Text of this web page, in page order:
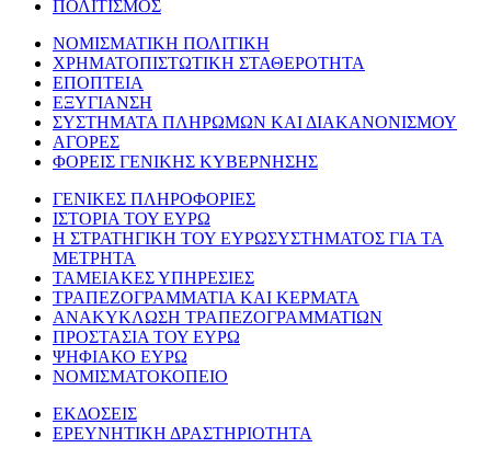
ΠΟΛΙΤΙΣΜΟΣ
ΝΟΜΙΣΜΑΤΙΚΗ ΠΟΛΙΤΙΚΗ
ΧΡΗΜΑΤΟΠΙΣΤΩΤΙΚΗ ΣΤΑΘΕΡΟΤΗΤΑ
ΕΠΟΠΤΕΙΑ
ΕΞΥΓΙΑΝΣΗ
ΣΥΣΤΗΜΑΤΑ ΠΛΗΡΩΜΩΝ ΚΑΙ ΔΙΑΚΑΝΟΝΙΣΜΟΥ
ΑΓΟΡΕΣ
ΦΟΡΕΙΣ ΓΕΝΙΚΗΣ ΚΥΒΕΡΝΗΣΗΣ
ΓΕΝΙΚΕΣ ΠΛΗΡΟΦΟΡΙΕΣ
ΙΣΤΟΡΙΑ ΤΟΥ ΕΥΡΩ
Η ΣΤΡΑΤΗΓΙΚΗ ΤΟΥ ΕΥΡΩΣΥΣΤΗΜΑΤΟΣ ΓΙΑ ΤΑ
ΜΕΤΡΗΤΑ
ΤΑΜΕΙΑΚΕΣ ΥΠΗΡΕΣΙΕΣ
ΤΡΑΠΕΖΟΓΡΑΜΜΑΤΙΑ ΚΑΙ ΚΕΡΜΑΤΑ
ΑΝΑΚΥΚΛΩΣΗ ΤΡΑΠΕΖΟΓΡΑΜΜΑΤΙΩΝ
ΠΡΟΣΤΑΣΙΑ ΤΟΥ ΕΥΡΩ
ΨΗΦΙΑΚΟ ΕΥΡΩ
ΝΟΜΙΣΜΑΤΟΚΟΠΕΙΟ
ΕΚΔΟΣΕΙΣ
ΕΡΕΥΝΗΤΙΚΗ ΔΡΑΣΤΗΡΙΟΤΗΤΑ